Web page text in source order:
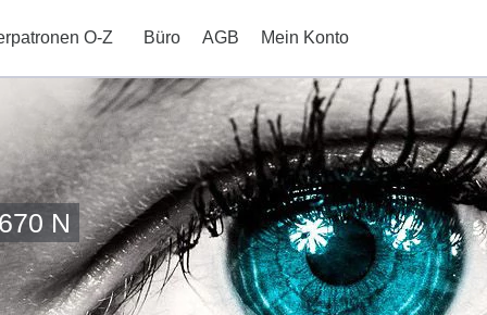
O-Z Büro AGB Mein Konto
N